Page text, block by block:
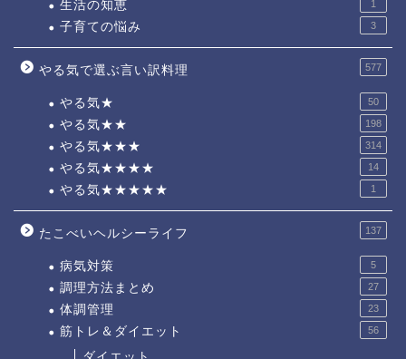
生活の知恵 1
子育ての悩み 3
やる気で選ぶ言い訳料理 577
やる気★ 50
やる気★★ 198
やる気★★★ 314
やる気★★★★ 14
やる気★★★★★ 1
たこべいヘルシーライフ 137
病気対策 5
調理方法まとめ 27
体調管理 23
筋トレ＆ダイエット 56